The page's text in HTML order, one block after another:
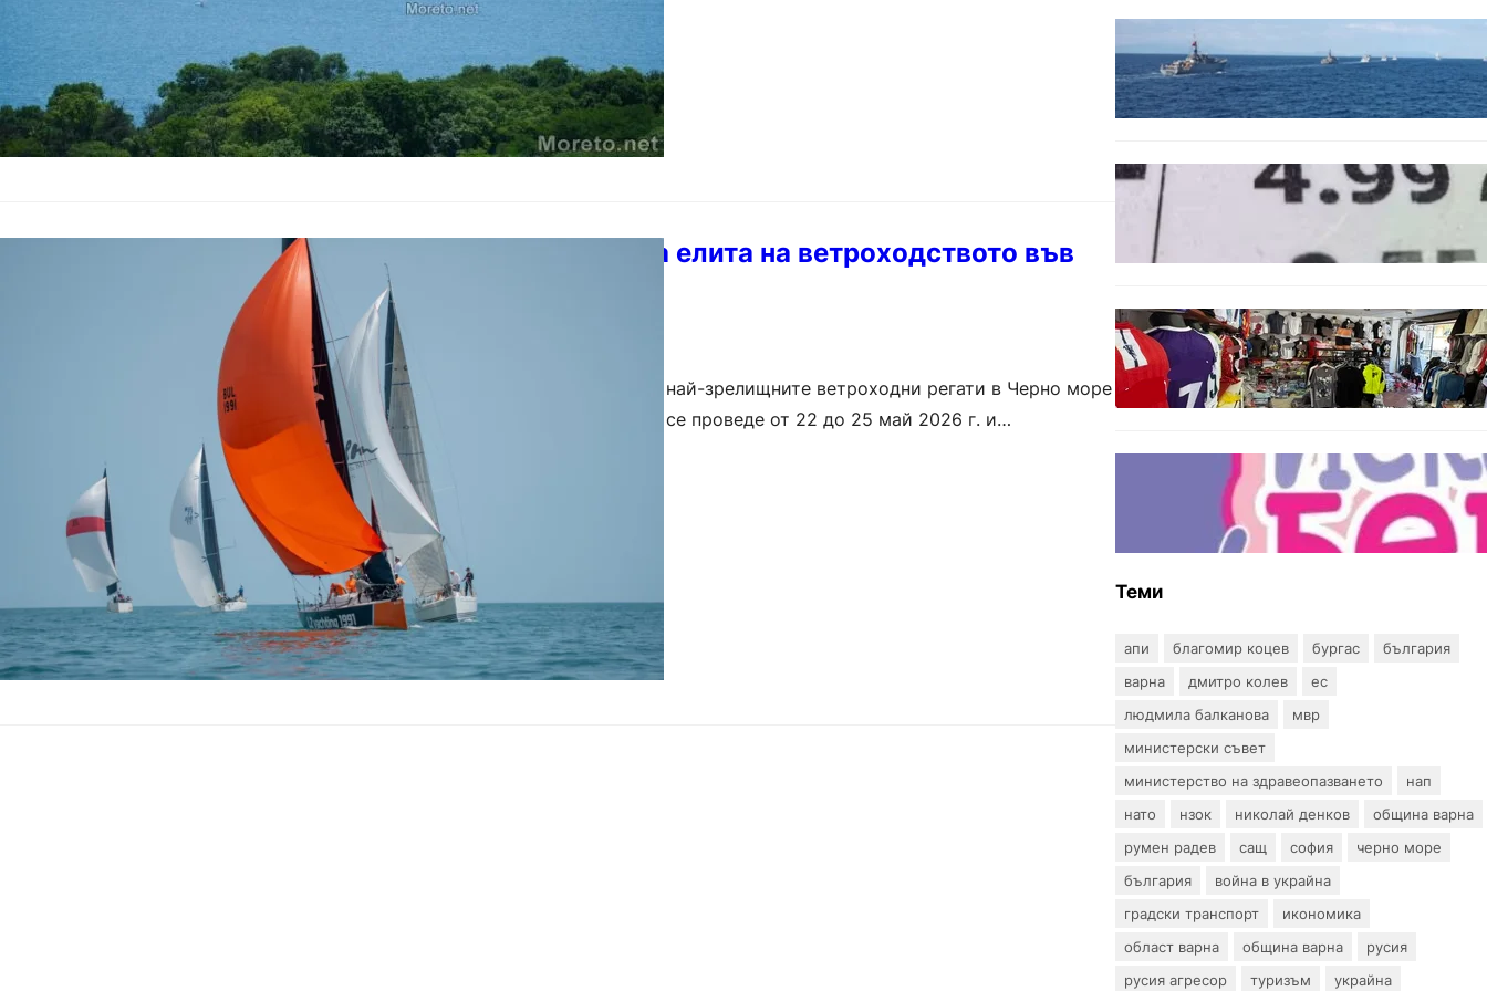
Varna Channel Cup събира елита на ветроходството във
Варна
България – 14.05.2026
Варна ще посрещне за 12-и път една от най-зрелищните ветроходни регати в Черно море
— Varna Channel Cup. Състезанието ще се проведе от 22 до 25 май 2026 г. и…
Нов минен ловец за
българския флот пристига до
края на годината
БЪЛГАРИЯ
Левът изчезва от етикетите:
БЪЛГАРИЯ
Иззеха фалшиви стоки за близо
650 000 евро при акция във
Варна и „Златни пясъци“
Инвитро подкрепата под
въпрос? „Искам бебе“ се обяви
срещу прехвърлянето на
Центъра към НЗОК
Теми
апи благомир коцев бургас
българия
варна
дмитро колев
ес
людмила балканова
мвр
министерски съвет
министерство на здравеопазването
нап
нато
нзок николай денков
община варна
румен радев
сащ софия
черно море
българия
война в украйна
градски транспорт
икономика
област варна
община варна
русия
русия агресор
туризъм украйна